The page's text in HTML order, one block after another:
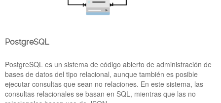
PostgreSQL
PostgreSQL es un sistema de código abierto de administración de
bases de datos del tipo relacional, aunque también es posible
ejecutar consultas que sean no relaciones. En este sistema, las
consultas relacionales se basan en SQL, mientras que las no
PICKDATA ESTARÁ PRESENTE EN EL IOT
SOLUTIONS WORLD CONGRESS 2023
PickData estará presente en la feria IoT Solutions World
en los sectores del Internet of Things, Blockchain AI & Big
Data, Cloud y Ciberseguridad, que se celebrará del 31 de
enero al 2 de febrero de 2023 en Barcelona. Este año podrás
encontrarnos en el stand 341 del Hall 4, organizado por la